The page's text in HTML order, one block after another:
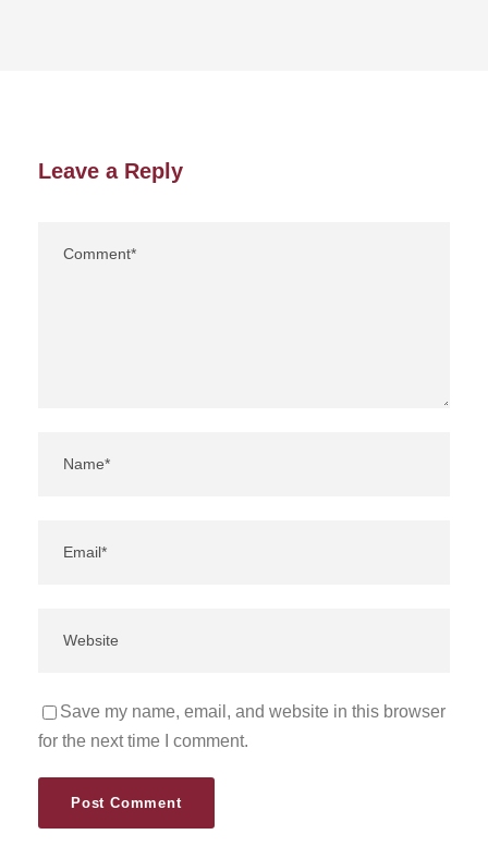
Leave a Reply
Save my name, email, and website in this browser
for the next time I comment.